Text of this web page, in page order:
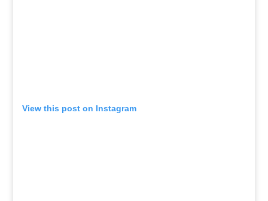
View this post on Instagram